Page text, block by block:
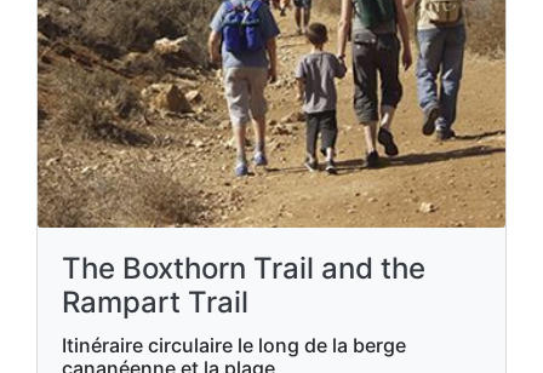
The Boxthorn Trail and the
Rampart Trail
Itinéraire circulaire le long de la berge
cananéenne et la plage